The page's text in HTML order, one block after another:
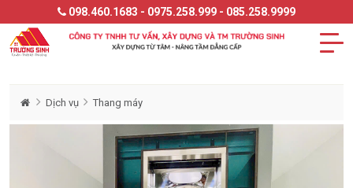
098.460.1683 - 0975.258.999 - 085.258.9999
Dịch vụ Thang máy